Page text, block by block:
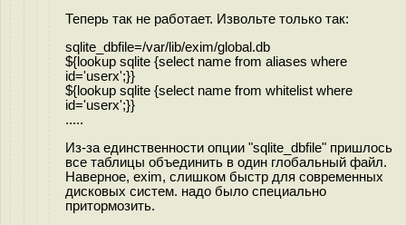
Теперь так не работает. Извольте только так:
sqlite_dbfile=/var/lib/exim/global.db
${lookup sqlite {select name from aliases where
id='userx';}}
${lookup sqlite {select name from whitelist where
id='userx';}}
.....
Из-за единственности опции "sqlite_dbfile" пришлось
все таблицы объединить в один глобальный файл.
Наверное, exim, слишком быстр для современных
дисковых систем. надо было специально
притормозить.